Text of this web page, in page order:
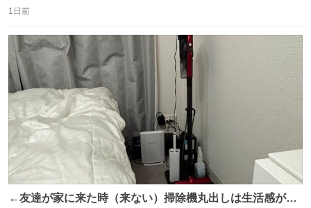
言われ(好きだけどさ……)とトイレ行ったらまじで可愛い
ね〜〜〜！
信
ト
1日前
←友達が家に来た時（来ない）掃除機丸出しは生活感が出